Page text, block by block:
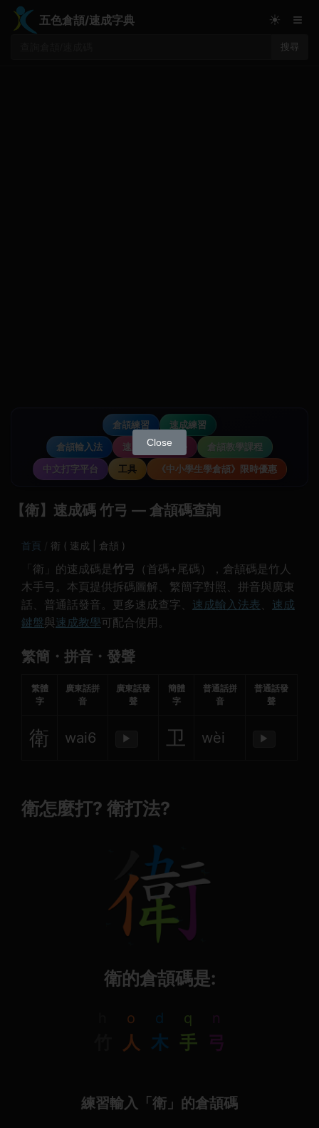
五色倉頡/速成字典
搜尋
☀ ≡
倉頡練習
速成練習
倉頡輸入法
速成輸入法教學
倉頡教學課程
中文打字平台
工具 《中小學生學倉頡》限時優惠
【衛】速成碼 竹弓 — 倉頡碼查詢
首頁 衛 ( 速成 | 倉頡 )
「衛」的速成碼是 竹弓 （首碼+尾碼），倉頡碼是竹人
木手弓。本頁提供拆碼圖解、繁簡字對照、拼音與廣東
話、普通話發音。更多速成查字、 速成輸入法表、 速成
鍵盤與速成教學可配合使用。
繁簡・拼音・發聲
繁體
字
廣東話拼
音
廣東話發
聲
簡體
字
普通話拼
音
普通話發
聲
衛 wai6 ▶ 卫 wèi ▶
衛怎麼打? 衛打法?
衛的倉頡碼是:
o
人
d
木
q
手
n
弓
練習輸入「衛」的倉頡碼
Close